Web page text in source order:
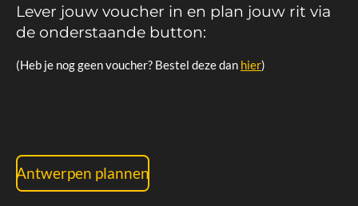
Lever jouw voucher in en plan jouw rit via
de onderstaande button:
(Heb je nog geen voucher? Bestel deze dan hier)
Antwerpen plannen